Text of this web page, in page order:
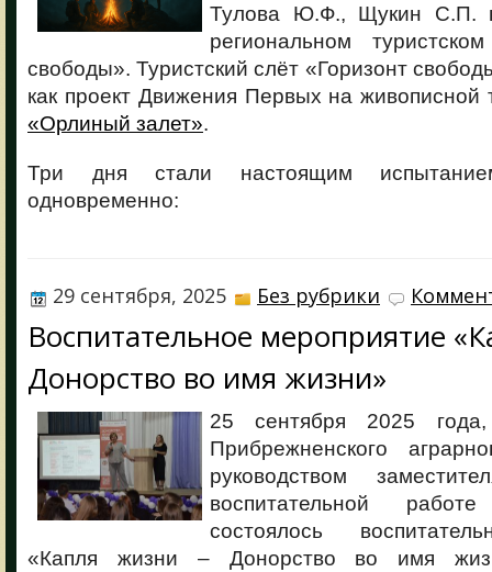
Тулова Ю.Ф., Щукин С.П.
региональном
свободы». Туристский слёт «Горизонт
как проект Движения Первых на живописной
«Орлиный залет».
Три дня стали настоящим
одновременно:
29 сентября, 2025 Без рубрики
Воспитательное мероприятие
Донорство во имя жизни»
25 сентября 2025
Прибрежненского
руководством
воспитательной
состоялось
«Капля жизни – Донорство во имя